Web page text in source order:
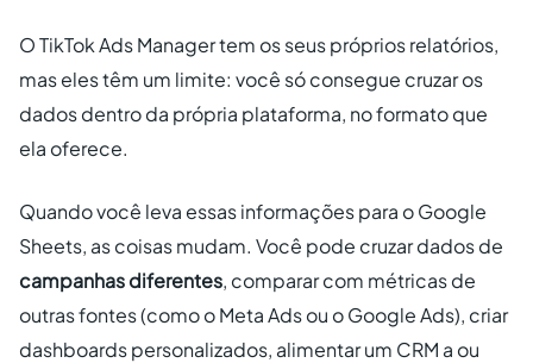
O TikTok Ads Manager tem os seus próprios relatórios,
mas eles têm um limite: você só consegue cruzar os
dados dentro da própria plataforma, no formato que
ela oferece.
Quando você leva essas informações para o Google
Sheets, as coisas mudam. Você pode cruzar dados de
campanhas diferentes, comparar com métricas de
outras fontes (como o Meta Ads ou o Google Ads), criar
dashboards personalizados, alimentar um CRM a ou